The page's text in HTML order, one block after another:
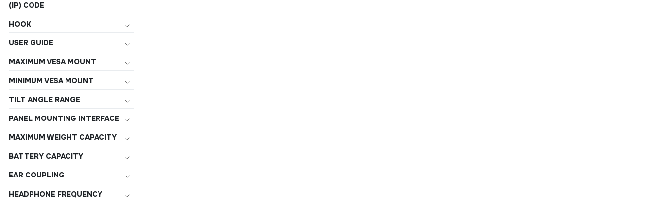
(IP) CODE
HOOK
USER GUIDE
MAXIMUM VESA MOUNT
MINIMUM VESA MOUNT
TILT ANGLE RANGE
PANEL MOUNTING INTERFACE
MAXIMUM WEIGHT CAPACITY
BATTERY CAPACITY
EAR COUPLING
HEADPHONE FREQUENCY